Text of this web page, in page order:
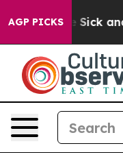
AGP PICKS
Are Sick and